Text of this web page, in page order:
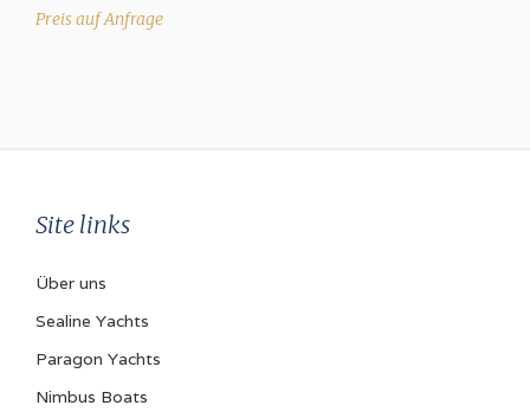
1
Leistung (pro Stück)
Antrieb Typ
Z-Antrieb
Treibstoffart
Preis auf Anfrage
Site links
Über uns
Sealine Yachts
Paragon Yachts
Nimbus Boats